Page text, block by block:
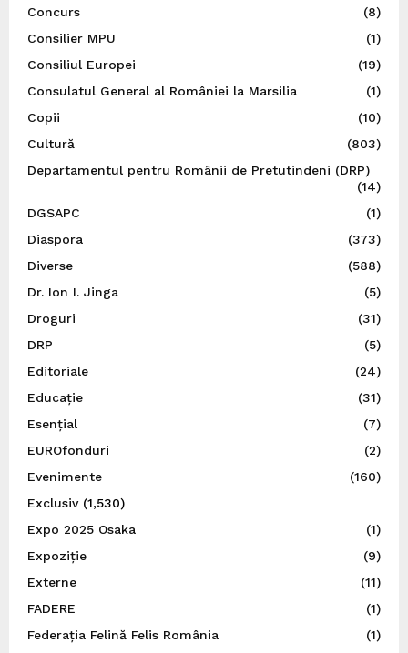
Concurs
(8)
Consilier MPU
(1)
Consiliul Europei
(19)
Consulatul General al României la Marsilia
(1)
Copii
(10)
Cultură
(803)
Departamentul pentru Românii de Pretutindeni (DRP)
(14)
DGSAPC
(1)
Diaspora
(373)
Diverse
(588)
Dr. Ion I. Jinga
(5)
Droguri
(31)
DRP
(5)
Editoriale
(24)
Educație
(31)
Esențial
(7)
EUROfonduri
(2)
Evenimente
(160)
Exclusiv(1,530)
Expo 2025 Osaka
(1)
Expoziție
(9)
Externe
(11)
FADERE
(1)
Federația Felină Felis România
(1)